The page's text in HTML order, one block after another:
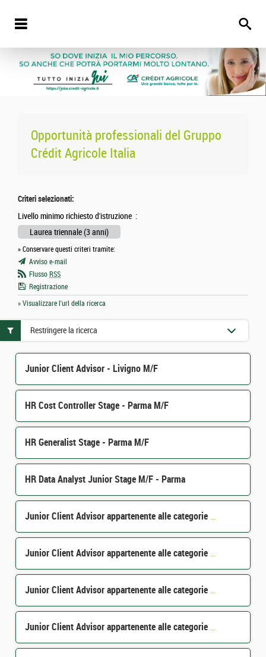
Opportunità professionali del Gruppo
Crédit Agricole Italia
Criteri selezionati:
Livello minimo richiesto d'istruzione :
Laurea triennale (3 anni)
» Conservare questi criteri tramite:
Avviso e-mail
Flusso RSS
Registrazione
» Visualizzare l'url della ricerca
Junior Client Advisor - Livigno M/F
HR Cost Controller Stage - Parma M/F
HR Generalist Stage - Parma M/F
HR Data Analyst Junior Stage M/F - Parma
Junior Client Advisor appartenente alle categorie protette - Milano M/F
Junior Client Advisor appartenente alle categorie protette M/F - Pordenone M/F
Junior Client Advisor appartenente alle categorie protette - Bergamo M/F
Junior Client Advisor appartenente alle categorie protette - Monza Brianza M/F
Restringere la ricerca